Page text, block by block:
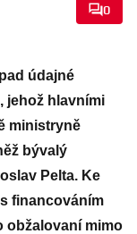
0
údajné
jehož hlavními
ministryně
bývalý
Pelta. Ke
financováním
obžalovaní mimo